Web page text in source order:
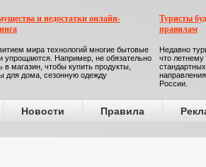
и недостатки онлайн-
мира технологий многие бытовые
упрощаются. Например, не обязательно
в магазин, чтобы купить продукты,
для дома, сезонную одежду
Туристы
правилам
Недавно
что
России.
Новости Правила